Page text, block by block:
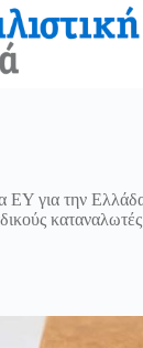
EY για την
καταναλωτές